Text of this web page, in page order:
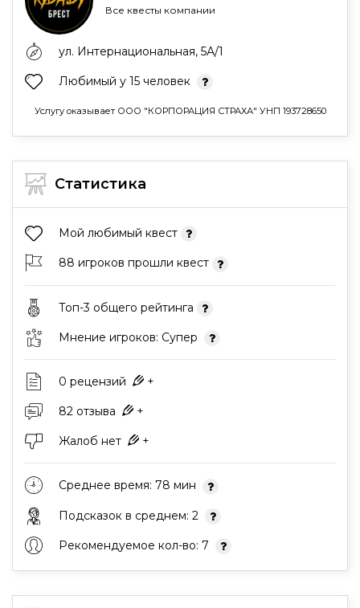
Все квесты компании
ул. Интернациональная, 5А/1
Любимый у 15 человек
Услугу оказывает ООО "КОРПОРАЦИЯ СТРАХА" УНП 193728650
Статистика
Мой любимый квест
88 игроков прошли квест
Топ-3 общего рейтинга
Мнение игроков: Супер
0 рецензий +
82 отзыва +
Жалоб нет +
Среднее время: 78 мин
Подсказок в среднем: 2
Рекомендуемое кол-во: 7